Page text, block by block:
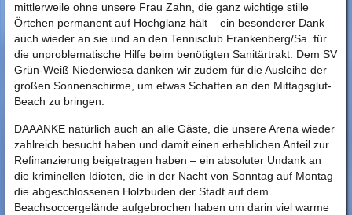
mittlerweile ohne unsere Frau Zahn, die ganz wichtige stille
Örtchen permanent auf Hochglanz hält – ein besonderer Dank
auch wieder an sie und an den Tennisclub Frankenberg/Sa. für
die unproblematische Hilfe beim benötigten Sanitärtrakt. Dem SV
Grün-Weiß Niederwiesa danken wir zudem für die Ausleihe der
großen Sonnenschirme, um etwas Schatten an den Mittagsglut-
Beach zu bringen.
DAAANKE natürlich auch an alle Gäste, die unsere Arena wieder
zahlreich besucht haben und damit einen erheblichen Anteil zur
Refinanzierung beigetragen haben – ein absoluter Undank an
die kriminellen Idioten, die in der Nacht von Sonntag auf Montag
die abgeschlossenen Holzbuden der Stadt auf dem
Beachsoccergelände aufgebrochen haben um darin viel warme